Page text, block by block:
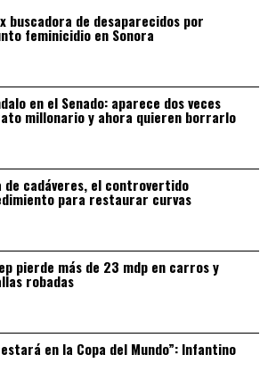
buscadora de desaparecidos por
feminicidio en Sonora
en el Senado: aparece dos veces
millonario y ahora quieren borrarlo
de cadáveres, el controvertido
para restaurar curvas
pierde más de 23 mdp en carros y
robadas
en la Copa del Mundo”: Infantino